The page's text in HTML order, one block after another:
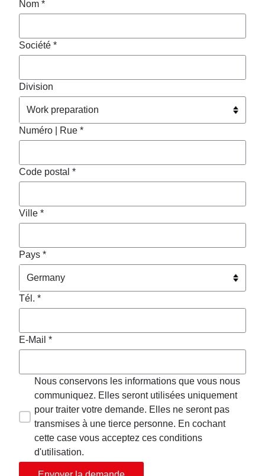
Nom *
Société *
Division
Numéro | Rue *
Code postal *
Ville *
Pays *
Tél. *
E-Mail *
Nous conservons les informations que vous nous
communiquez. Elles seront utilisées uniquement
pour traiter votre demande. Elles ne seront pas
transmises à une tierce personne. En cochant
cette case vous acceptez ces conditions
d'utilisation.